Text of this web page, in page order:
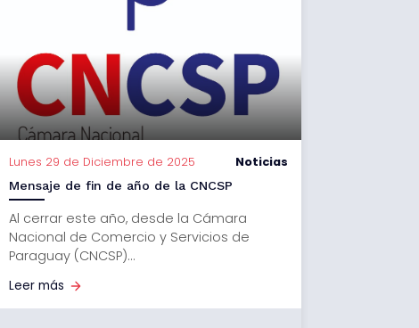
Lunes 29 de Diciembre de 2025 Noticias
Mensaje de fin de año de la CNCSP
Al cerrar este año, desde la Cámara
Nacional de Comercio y Servicios de
Paraguay (CNCSP)...
Leer más